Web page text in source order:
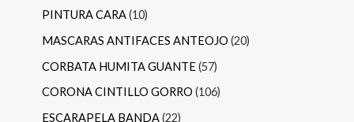
PINTURA CARA 10
MASCARAS ANTIFACES ANTEOJO 20
CORBATA HUMITA GUANTE 57
CORONA CINTILLO GORRO 106
ESCARAPELA BANDA 22